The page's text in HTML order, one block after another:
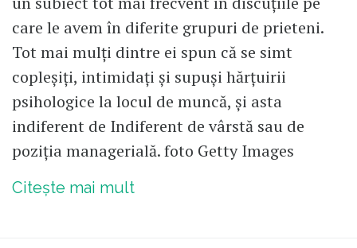
care le avem în diferite grupuri de prieteni.
Tot mai mulți dintre ei spun că se simt
copleșiți, intimidați și supuși hărțuirii
psihologice la locul de muncă, și asta
indiferent de Indiferent de vârstă sau de
poziția managerială. foto Getty Images
Citește mai mult